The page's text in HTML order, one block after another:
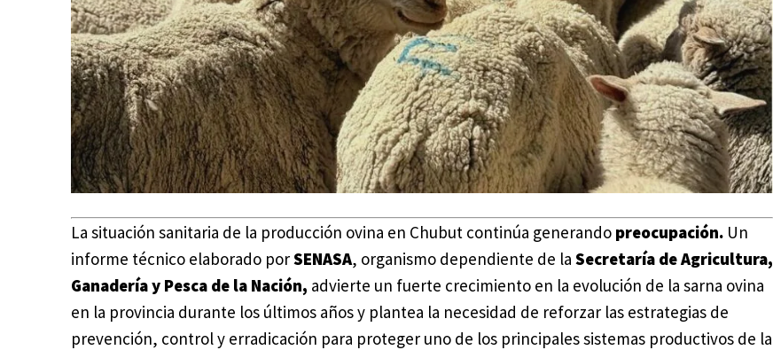
La situación sanitaria de la producción ovina en Chubut continúa generando preocupación. Un
informe técnico elaborado porSENASA, organismo dependiente de la Secretaría de Agricultura,
Ganadería y Pesca de la Nación, advierte un fuerte crecimiento en la evolución de la sarna ovina
en la provincia durante los últimos años y plantea la necesidad de reforzar las estrategias de
prevención, control y erradicación para proteger uno de los principales sistemas productivos de la